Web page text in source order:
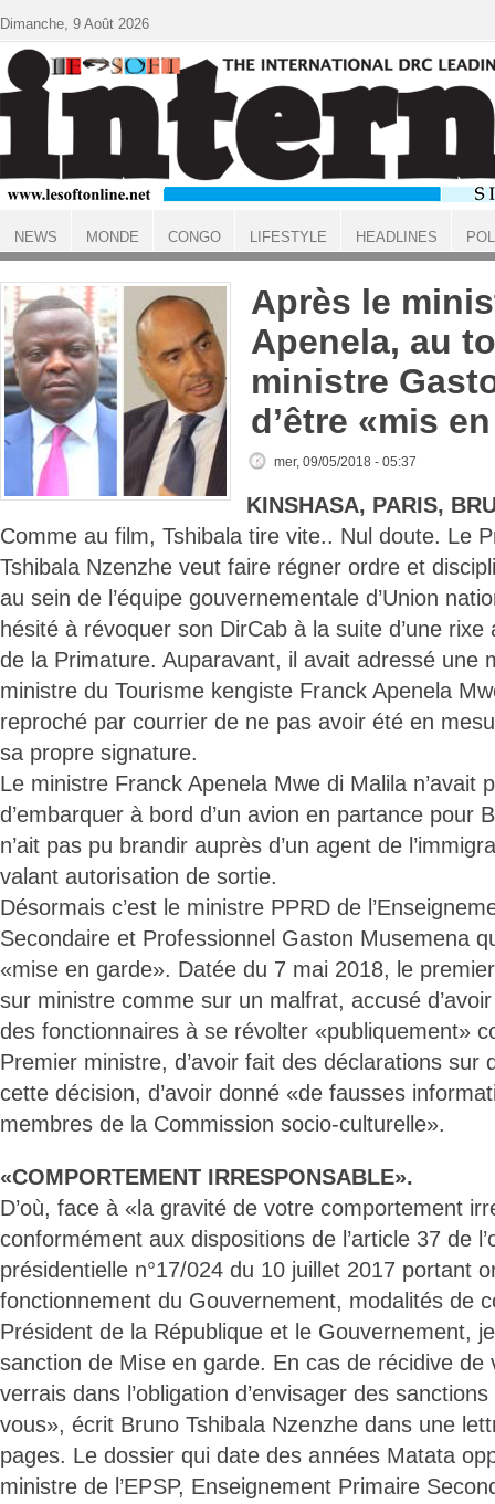
ACCUEIL
Après le
Apenela, au
ministre
d’être «mis
mer, 09/05/2018 - 05:37
KINSHASA, PARIS,
Comme au film, Tshibala tire vite.. Nul doute. Le
Tshibala Nzenzhe veut faire régner ordre et
au sein de l’équipe gouvernementale d’Union
hésité à révoquer son DirCab à la suite d’une
de la Primature. Auparavant, il avait adressé une
ministre du Tourisme kengiste Franck Apenela
reproché par courrier de ne pas avoir été en
sa propre signature.
Le ministre Franck Apenela Mwe di Malila n’avait
d’embarquer à bord d’un avion en partance pour
n’ait pas pu brandir auprès d’un agent de
valant autorisation de sortie.
Désormais c’est le ministre PPRD de
Secondaire et Professionnel Gaston Musemena
«mise en garde». Datée du 7 mai 2018, le
sur ministre comme sur un malfrat, accusé
des fonctionnaires à se révolter «publiquement»
Premier ministre, d’avoir fait des déclarations sur
cette décision, d’avoir donné «de fausses
membres de la Commission socio-culturelle».
«COMPORTEMENT IRRESPONSABLE».
D’où, face à «la gravité de votre comportement
conformément aux dispositions de l’article 37 de
présidentielle n°17/024 du 10 juillet 2017 portant
fonctionnement du Gouvernement, modalités de
Président de la République et le Gouvernement,
sanction de Mise en garde. En cas de récidive de
verrais dans l’obligation d’envisager des
vous», écrit Bruno Tshibala Nzenzhe dans une
pages. Le dossier qui date des années Matata
ministre de l’EPSP, Enseignement Primaire
Dimanche, 9 Août 2026
NEWS MONDE CONGO LIFESTYLE HEADLINES